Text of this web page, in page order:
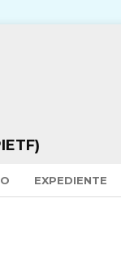
EXPEDIENTE